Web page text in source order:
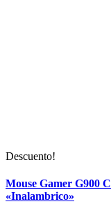
Descuento!
Mouse Gamer G900
«Inalambrico»